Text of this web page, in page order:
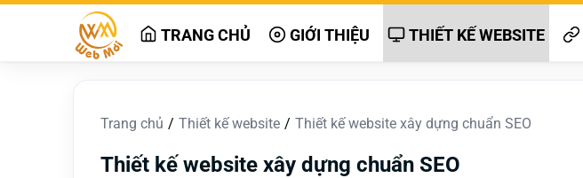
TRANG CHỦ GIỚI THIỆU THIẾT KẾ WEBSITE
Trang chủ Thiết kế website Thiết kế website xây dựng chuẩn SEO
Thiết kế website xây dựng chuẩn SEO